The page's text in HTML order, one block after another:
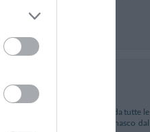
ed è facilmente raggiungibile da tutte le
presente nel centro di Binasco dal